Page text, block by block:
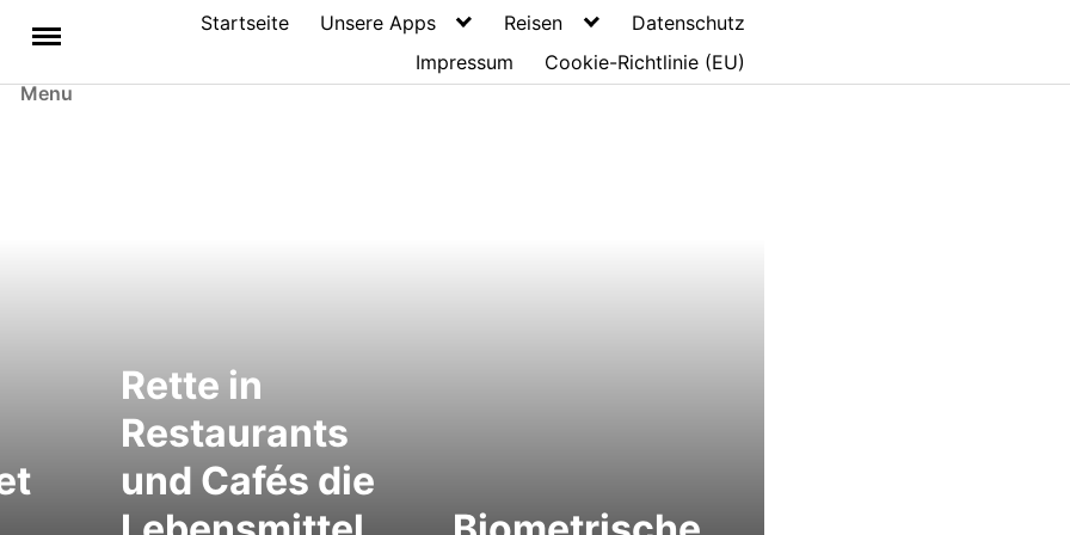
Menu
Startseite Unsere Apps Reisen
Datenschutz
Impressum
Cookie-Richtlinie (EU)
Rette in
Restaurants
und Cafés die